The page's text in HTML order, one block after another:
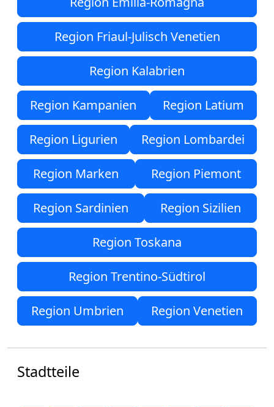
Region Friaul-Julisch Venetien
Region Kalabrien
Region Kampanien Region Latium
Region Ligurien Region Lombardei
Region Marken Region Piemont
Region Sardinien Region Sizilien
Region Toskana
Region Trentino-Südtirol
Region Umbrien Region Venetien
Stadtteile